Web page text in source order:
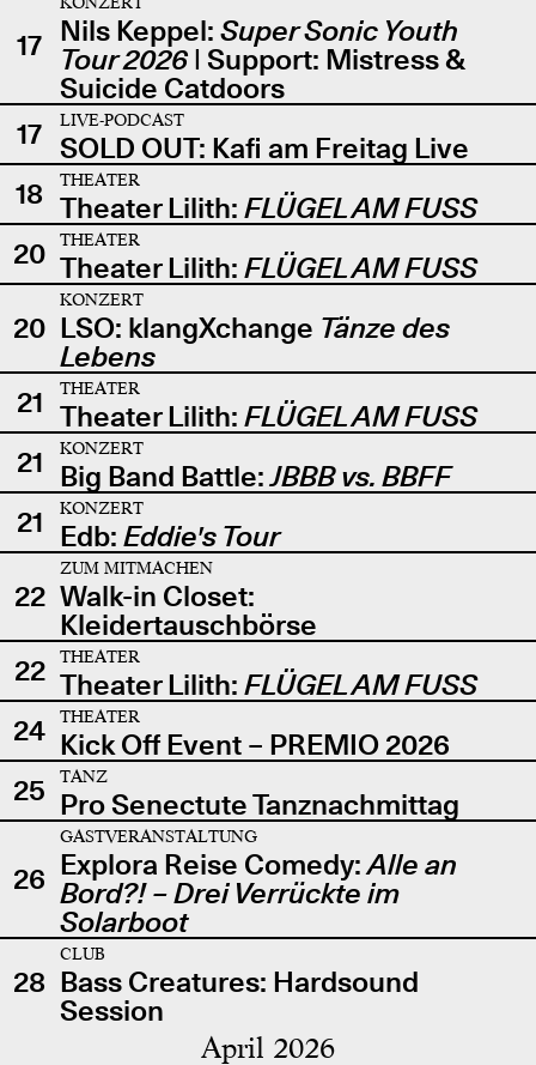
17 Nils Keppel: Super Sonic Youth
Tour 2026| Support: Mistress &
Suicide Catdoors
17
LIVE-PODCAST
SOLD OUT: Kafi am Freitag Live
18
THEATER
Theater Lilith: FLÜGEL AM FUSS
20
THEATER
Theater Lilith: FLÜGEL AM FUSS
20
KONZERT
LSO: klangXchange Tänze des
Lebens
21
THEATER
Theater Lilith: FLÜGEL AM FUSS
21
KONZERT
Big Band Battle:JBBB vs. BBFF
21
KONZERT
Edb: Eddie's Tour
22
ZUM MITMACHEN
Walk-in Closet:
Kleidertauschbörse
22
THEATER
Theater Lilith: FLÜGEL AM FUSS
24
THEATER
Kick Off Event – PREMIO 2026
25
TANZ
Pro Senectute Tanznachmittag
26
GASTVERANSTALTUNG
Explora Reise Comedy:Alle an
Bord?! – Drei Verrückte im
Solarboot
28
CLUB
Bass Creatures: Hardsound
Session
April 2026